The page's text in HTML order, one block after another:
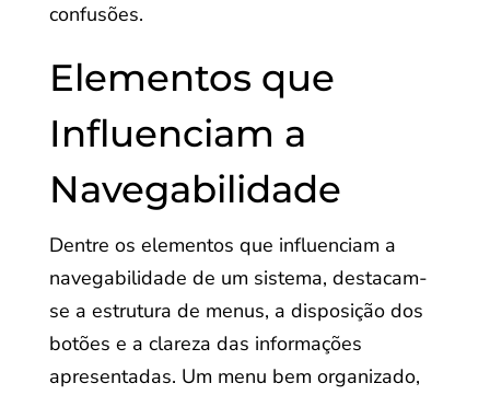
confusões.
Elementos que
Influenciam a
Navegabilidade
Dentre os elementos que influenciam a
navegabilidade de um sistema, destacam-
se a estrutura de menus, a disposição dos
botões e a clareza das informações
apresentadas. Um menu bem organizado,